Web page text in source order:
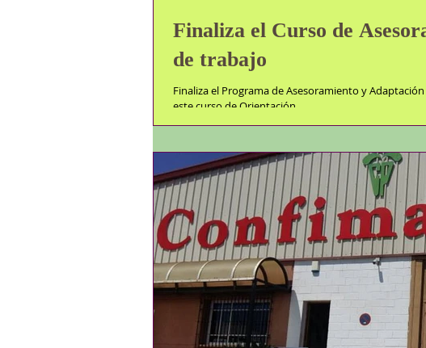
Finaliza el Curso de
de trabajo
Finaliza el Programa de Asesoramiento y
este curso de Orientación...